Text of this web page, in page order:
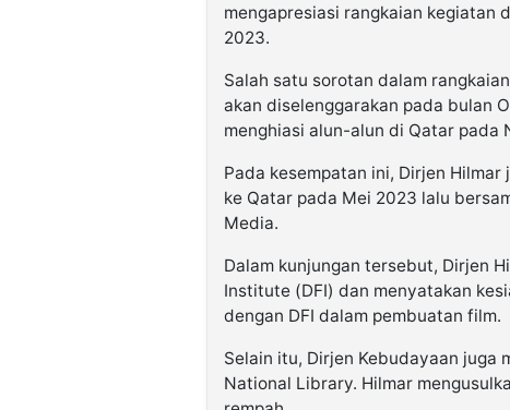
mengapresiasi rangkaian kegiatan
2023.
Salah satu sorotan dalam
akan diselenggarakan pada bulan
menghiasi alun-alun di Qatar pada
Pada kesempatan ini, Dirjen
ke Qatar pada Mei 2023 lalu
Media.
Dalam kunjungan tersebut, Dirjen
Institute (DFI) dan menyatakan
dengan DFI dalam pembuatan film.
Selain itu, Dirjen Kebudayaan juga
National Library. Hilmar